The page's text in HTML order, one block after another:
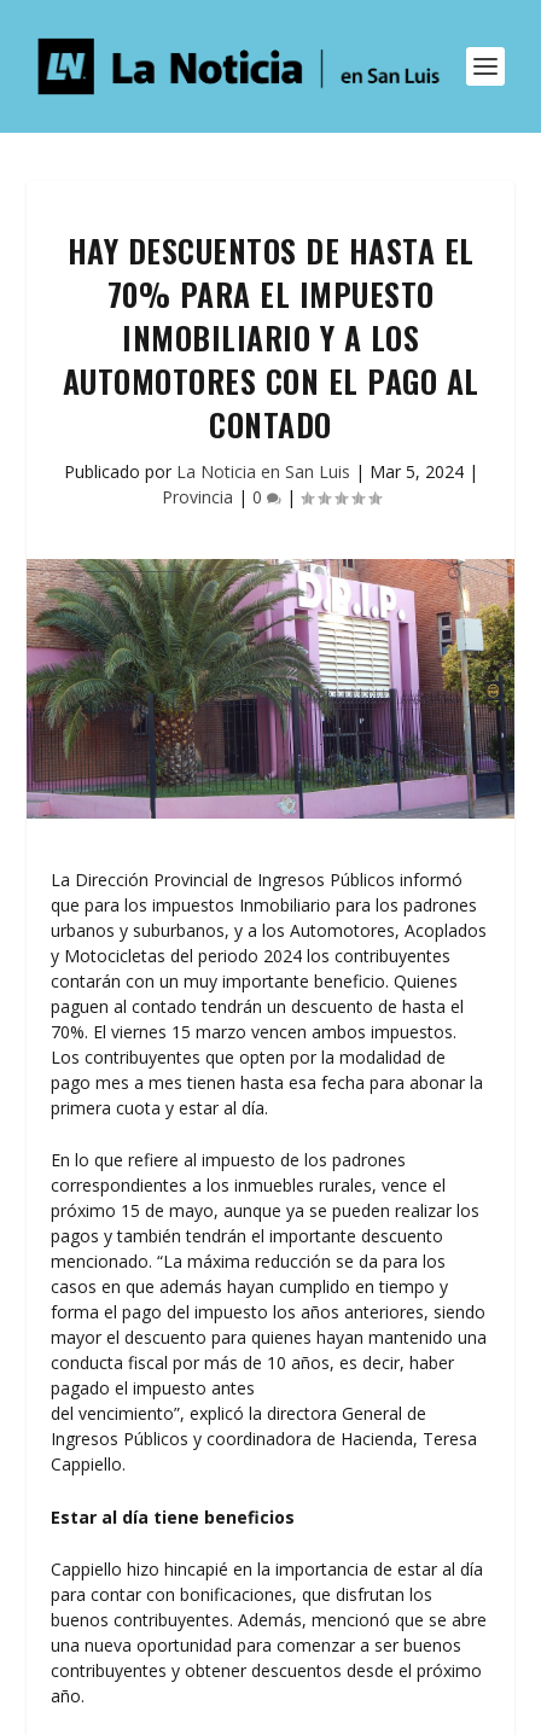
HAY DESCUENTOS DE HASTA EL
70% PARA EL IMPUESTO
INMOBILIARIO Y A LOS
AUTOMOTORES CON EL PAGO AL
CONTADO
Publicado por La Noticia en San Luis | Mar 5, 2024|
Provincia | 0 |
La Dirección Provincial de Ingresos Públicos informó
que para los impuestos Inmobiliario para los padrones
urbanos y suburbanos, y a los Automotores, Acoplados
y Motocicletas del periodo 2024 los contribuyentes
contarán con un muy importante beneficio. Quienes
paguen al contado tendrán un descuento de hasta el
70%. El viernes 15 marzo vencen ambos impuestos.
Los contribuyentes que opten por la modalidad de
pago mes a mes tienen hasta esa fecha para abonar la
primera cuota y estar al día.
En lo que refiere al impuesto de los padrones
correspondientes a los inmuebles rurales, vence el
próximo 15 de mayo, aunque ya se pueden realizar los
pagos y también tendrán el importante descuento
mencionado. “La máxima reducción se da para los
casos en que además hayan cumplido en tiempo y
forma el pago del impuesto los años anteriores, siendo
mayor el descuento para quienes hayan mantenido una
conducta fiscal por más de 10 años, es decir, haber
pagado el impuesto antes
del vencimiento”, explicó la directora General de
Ingresos Públicos y coordinadora de Hacienda, Teresa
Cappiello.
Estar al día tiene beneficios
Cappiello hizo hincapié en la importancia de estar al día
para contar con bonificaciones, que disfrutan los
buenos contribuyentes. Además, mencionó que se abre
una nueva oportunidad para comenzar a ser buenos
contribuyentes y obtener descuentos desde el próximo
año.